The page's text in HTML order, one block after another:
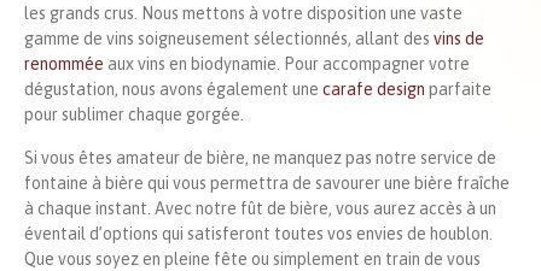
les grands crus. Nous mettons à votre disposition une vaste
gamme de vins soigneusement sélectionnés, allant des vins de
renommée aux vins en biodynamie. Pour accompagner votre
dégustation, nous avons également une carafe design parfaite
pour sublimer chaque gorgée.
Si vous êtes amateur de bière, ne manquez pas notre service de
fontaine à bière qui vous permettra de savourer une bière fraîche
à chaque instant. Avec notre fût de bière, vous aurez accès à un
éventail d’options qui satisferont toutes vos envies de houblon.
Que vous soyez en pleine fête ou simplement en train de vous